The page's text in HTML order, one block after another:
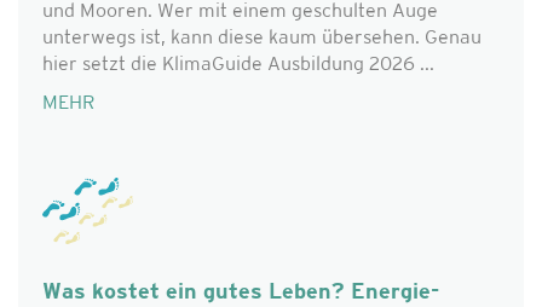
und Mooren. Wer mit einem geschulten Auge
unterwegs ist, kann diese kaum übersehen. Genau
hier setzt die KlimaGuide Ausbildung 2026 ...
MEHR
Was kostet ein gutes Leben? Energie-